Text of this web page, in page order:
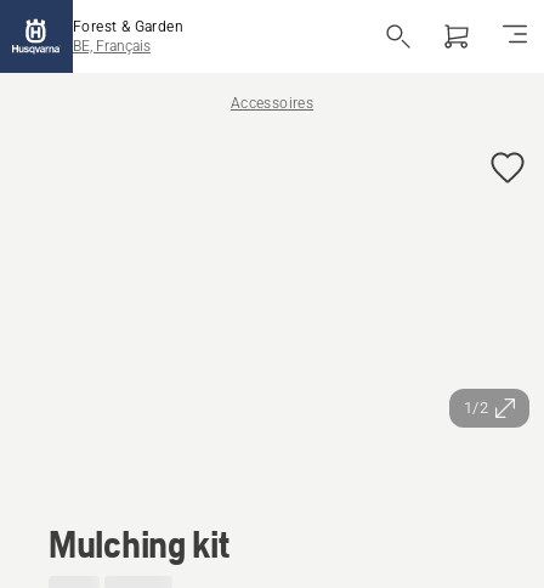
Forest & Garden
BE, Français
Accessoires
1/2
Mulching kit